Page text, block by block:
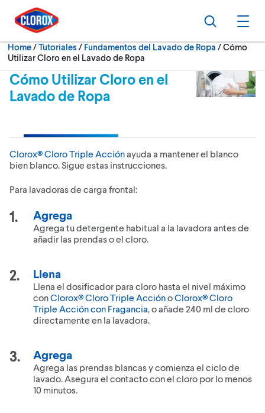
Skip to main navigation
Skip to content
Skip to footer
Search
Home/Tutoriales Fundamentos del Lavado de Ropa Current:
Cómo
Utilizar Cloro en el Lavado de Ropa
Cómo Utilizar Cloro en el
Lavado de Ropa
Clorox® Cloro Triple Acciónayuda a mantener el blanco
bien blanco. Sigue estas instrucciones.
Para lavadoras de carga frontal:
Agrega
Agrega tu detergente habitual a la lavadora antes de
añadir las prendas o el cloro.
Llena
Llena el dosificador para cloro hasta el nivel máximo
conClorox® Cloro Triple AcciónoClorox® Cloro
Triple Acción con Fragancia, o añade 240 ml de cloro
directamente en la lavadora.
Agrega
Agrega las prendas blancas y comienza el ciclo de
lavado. Asegura el contacto con el cloro por lo menos
10 minutos.